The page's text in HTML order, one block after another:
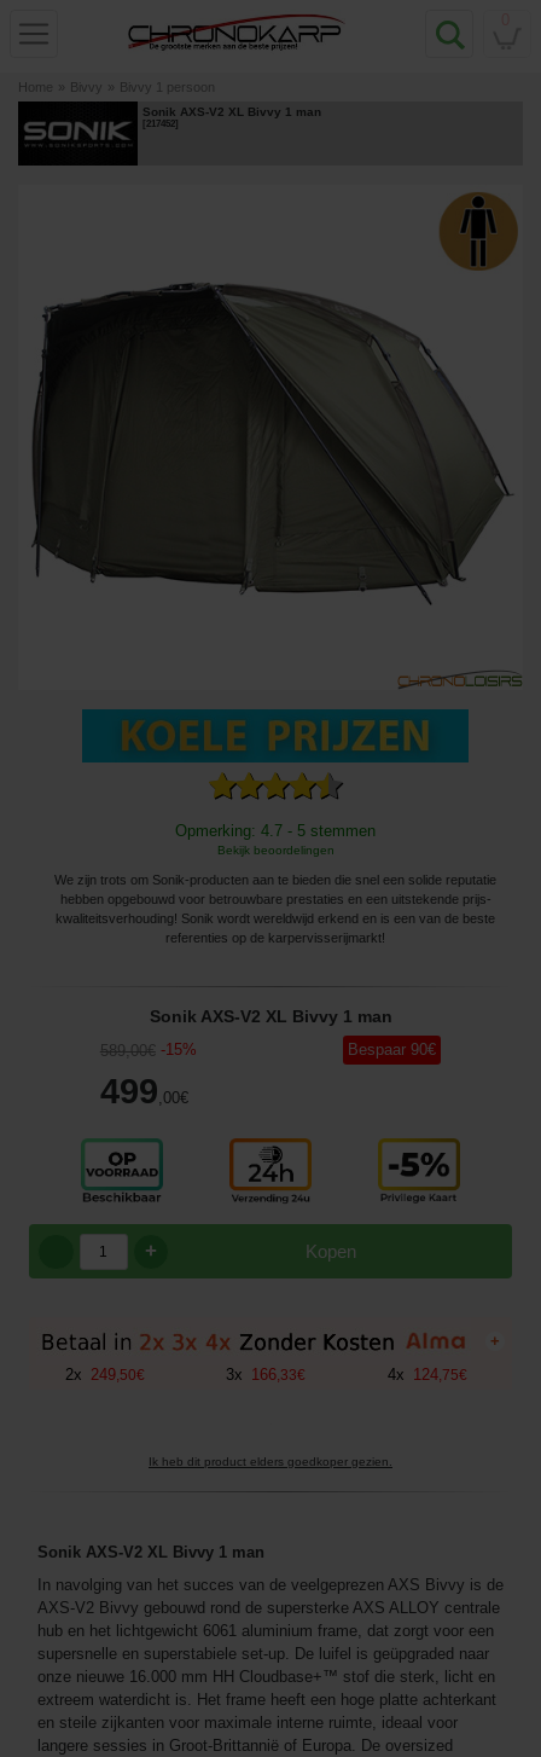
Home » Bivvy » Bivvy 1 persoon
Sonik AXS-V2 XL Bivvy 1 man
[217452]
Opmerking: 4.7 - 5 stemmen
Bekijk beoordelingen
We zijn trots om Sonik-producten aan te bieden die snel een solide reputatie
hebben opgebouwd voor betrouwbare prestaties en een uitstekende prijs-
kwaliteitsverhouding! Sonik wordt wereldwijd erkend en is een van de beste
referenties op de karpervisserijmarkt!
Sonik AXS-V2 XL Bivvy 1 man
589,00€ -15%
499 ,00€
Bespaar 90€
Kopen
+
+
2x 249 50€ 3x 166 33€ 4x 124, 75€
Ik heb dit product elders goedkoper gezien.
Sonik AXS-V2 XL Bivvy 1 man
In navolging van het succes van de veelgeprezen AXS Bivvy is de
AXS-V2 Bivvy gebouwd rond de supersterke AXS ALLOY centrale
hub en het lichtgewicht 6061 aluminium frame, dat zorgt voor een
supersnelle en superstabiele set-up. De luifel is geüpgraded naar
onze nieuwe 16.000 mm HH Cloudbase+™ stof die sterk, licht en
extreem waterdicht is. Het frame heeft een hoge platte achterkant
en steile zijkanten voor maximale interne ruimte, ideaal voor
langere sessies in Groot-Brittannië of Europa. De oversized